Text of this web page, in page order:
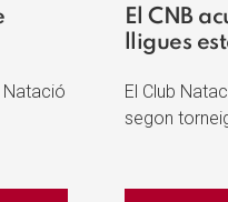
Natació
El CNB
lligues
El Club
segon